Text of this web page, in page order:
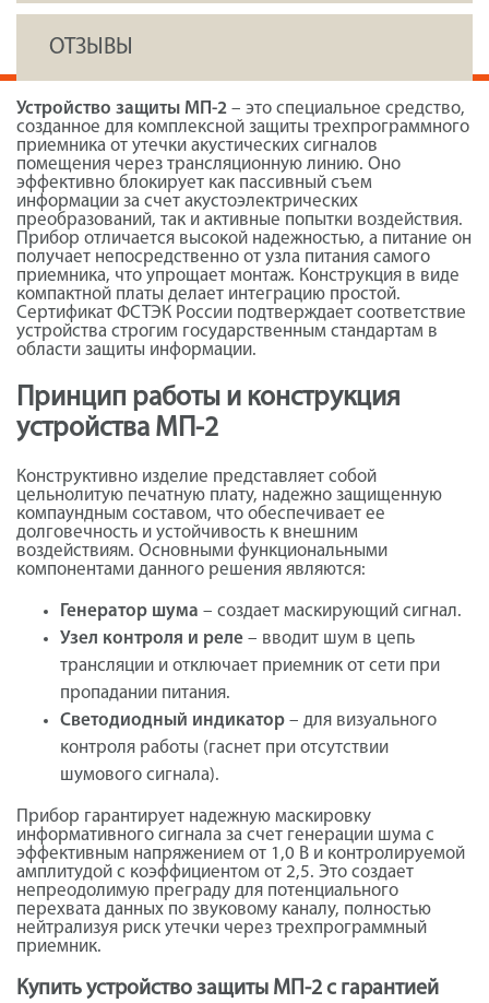
ОТЗЫВЫ
Устройство защиты МП-2 – это специальное средство,
созданное для комплексной защиты трехпрограммного
приемника от утечки акустических сигналов
помещения через трансляционную линию. Оно
эффективно блокирует как пассивный съем
информации за счет акустоэлектрических
преобразований, так и активные попытки воздействия.
Прибор отличается высокой надежностью, а питание он
получает непосредственно от узла питания самого
приемника, что упрощает монтаж. Конструкция в виде
компактной платы делает интеграцию простой.
Сертификат ФСТЭК России подтверждает соответствие
устройства строгим государственным стандартам в
области защиты информации.
Принцип работы и конструкция
устройства МП-2
Конструктивно изделие представляет собой
цельнолитую печатную плату, надежно защищенную
компаундным составом, что обеспечивает ее
долговечность и устойчивость к внешним
воздействиям. Основными функциональными
компонентами данного решения являются:
Генератор шума – создает маскирующий сигнал.
Узел контроля и реле – вводит шум в цепь
трансляции и отключает приемник от сети при
пропадании питания.
Светодиодный индикатор – для визуального
контроля работы (гаснет при отсутствии
шумового сигнала).
Прибор гарантирует надежную маскировку
информативного сигнала за счет генерации шума с
эффективным напряжением от 1,0 В и контролируемой
амплитудой с коэффициентом от 2,5. Это создает
непреодолимую преграду для потенциального
перехвата данных по звуковому каналу, полностью
нейтрализуя риск утечки через трехпрограммный
приемник.
Купить устройство защиты МП-2 с гарантией